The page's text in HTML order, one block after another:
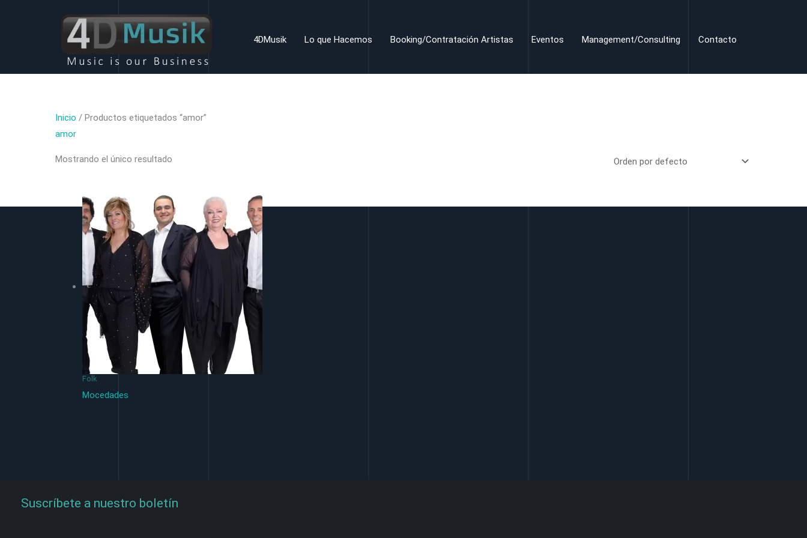
4DMusik Lo que Hacemos Booking/Contratación Artistas Eventos Management/Consulting Contacto
Inicio / Productos etiquetados “amor”
amor
Mostrando el único resultado
Folk
Mocedades
Suscríbete a nuestro boletín